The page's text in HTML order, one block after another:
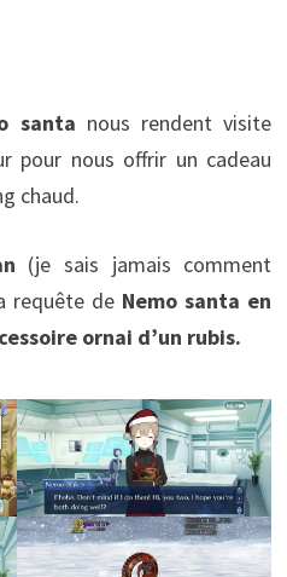
santa nous rendent visite
pour nous offrir un cadeau
chaud.
(je sais jamais comment
requête de Nemo santa en
ornai d’un rubis.